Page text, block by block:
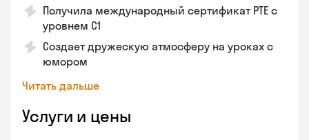
Получила международный сертификат PTE с
уровнем C1
Создает дружескую атмосферу на уроках с
юмором
Читать дальше
Услуги и цены